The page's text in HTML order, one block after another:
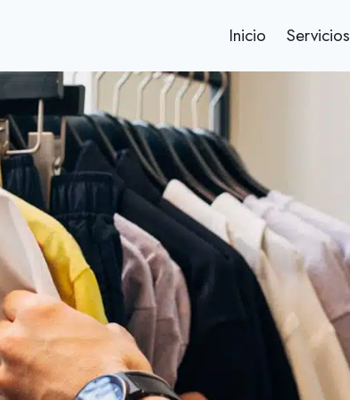
Inicio Servicios